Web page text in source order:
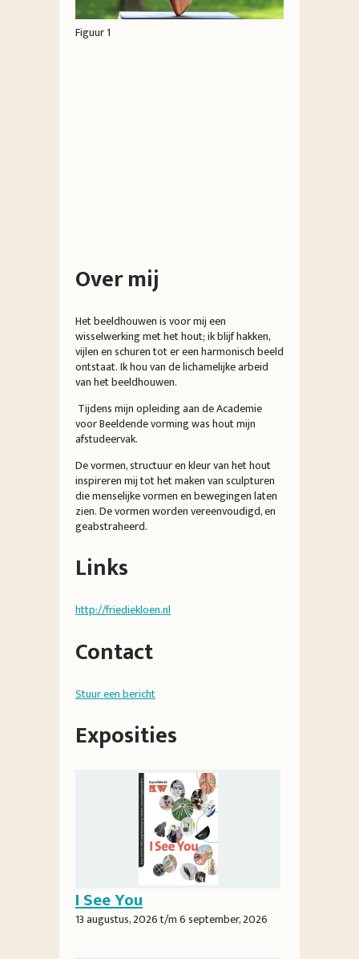
Figuur 1
Figuur 2
Over mij
Het beeldhouwen is voor mij een
wisselwerking met het hout; ik blijf hakken,
vijlen en schuren tot er een harmonisch beeld
ontstaat. Ik hou van de lichamelijke arbeid
van het beeldhouwen.
Tijdens mijn opleiding aan de Academie
voor Beeldende vorming was hout mijn
afstudeervak.
De vormen, structuur en kleur van het hout
inspireren mij tot het maken van sculpturen
die menselijke vormen en bewegingen laten
zien. De vormen worden vereenvoudigd, en
geabstraheerd.
Links
http://friediekloen.nl
Contact
Stuur een bericht
Exposities
I See You
13 augustus, 2026t/m6 september, 2026